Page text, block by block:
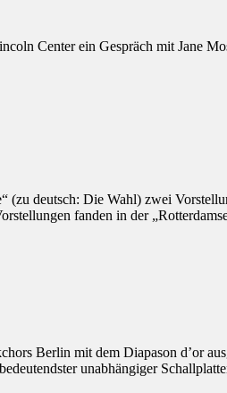
Center ein Gespräch mit Jane
deutsch: Die Wahl) zwei
fanden in der
Berlin mit dem Diapason d’or
unabhängiger